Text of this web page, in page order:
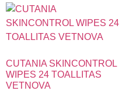
CUTANIA SKINCONTROL
WIPES 24 TOALLITAS
VETNOVA